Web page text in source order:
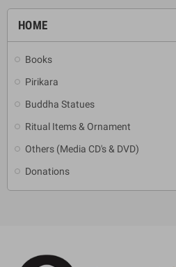
HOME
Books
Pirikara
Buddha Statues
Ritual Items & Ornament
Others (Media CD's & DVD)
Donations